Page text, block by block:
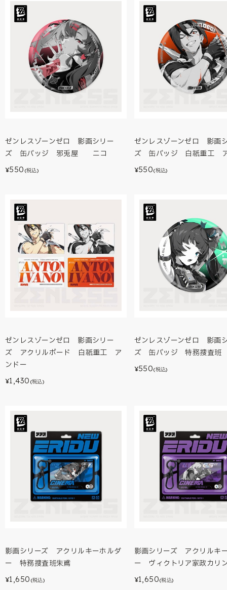
ゼンレスゾーンゼロ 影画シリー
ズ 缶バッジ 邪兎屋 ニコ
¥550 (税込)
ゼンレスゾーンゼロ 影画
ズ 缶バッジ 白祇重工
¥550(税込)
ゼンレスゾーンゼロ 影画シリー
ズ アクリルボード 白祇重工 ア
ンドー
¥1,430 (税込)
ゼンレスゾーンゼロ 影画
ズ 缶バッジ 特務捜査班
¥550(税込)
影画シリーズ アクリルキーホルダ
ー 特務捜査班朱鳶
¥1,650 (税込)
影画シリーズ アクリルキ
ー ヴィクトリア家政カリ
¥1,650(税込)